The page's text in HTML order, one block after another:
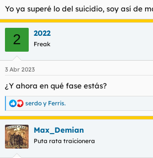
:
Yo ya superé lo del suicidio, soy así de
2 2022
Freak
3 Abr 2023
¿Y ahora en qué fase estás?
R
e
c
c
i
serdo y Ferris.
Max_Demian
Puta rata traicionera